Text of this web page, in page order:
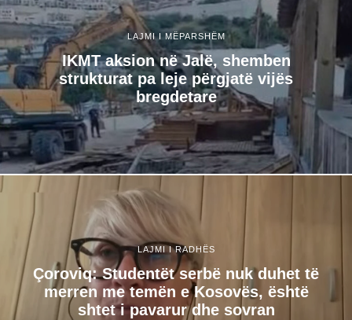
LAJMI I MËPARSHËM
IKMT aksion në Jalë, shemben
strukturat pa leje përgjatë vijës
bregdetare
LAJMI I RADHËS
Çoroviq: Studentët serbë nuk duhet të
merren me temën e Kosovës, është
shtet i pavarur dhe sovran